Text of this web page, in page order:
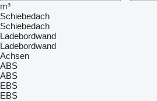
m³
Schiebedach
Schiebedach
Ladebordwand
Ladebordwand
Achsen
ABS
ABS
EBS
EBS